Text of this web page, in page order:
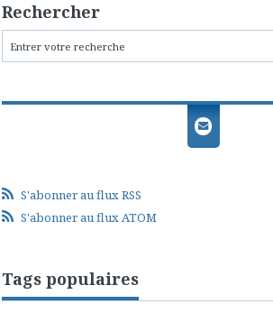
Rechercher
S'abonner au flux RSS
S'abonner au flux ATOM
Tags populaires